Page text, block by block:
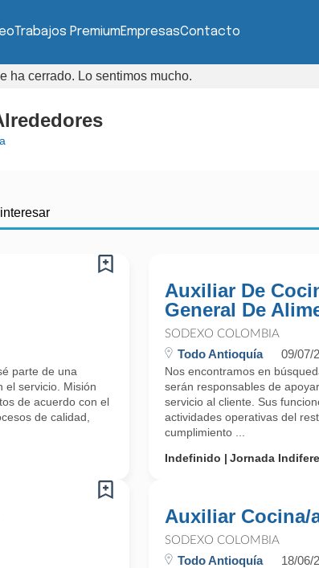
Trabajos PremiumEmpresasContacto
ha cerrado. Lo sentimos mucho.
parte de una
el servicio. Misión
de acuerdo con el
de calidad,
Auxiliar De
General De
SODEXO COLOMBIA
Todo Antioquía 09/07/
Nos encontramos en
serán responsables de
servicio al cliente. Sus
actividades operativas del
cumplimiento ...
Indefinido
Jornada
Auxiliar Cocina/
SODEXO COLOMBIA
Todo Antioquía 18/06/